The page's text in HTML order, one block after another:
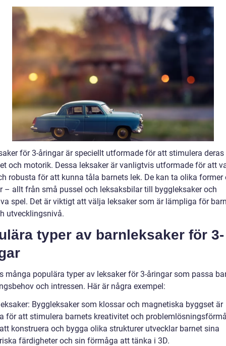
för 3-åringar är speciellt utformade för att stimulera
och motorik. Dessa leksaker är vanligtvis utformade för att
robusta för att kunna tåla barnets lek. De kan ta olika former
– allt från små pussel och leksaksbilar till byggleksaker och
spel. Det är viktigt att välja leksaker som är lämpliga för
utvecklingsnivå.
typer av barnleksaker för 3-
många populära typer av leksaker för 3-åringar som passa
och intressen. Här är några exempel:
Byggleksaker som klossar och magnetiska byggset är
för att stimulera barnets kreativitet och
konstruera och bygga olika strukturer utvecklar barnet sina
färdigheter och sin förmåga att tänka i 3D.